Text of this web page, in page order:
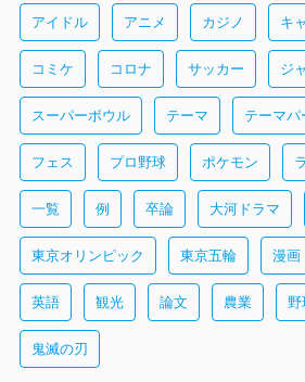
アイドル アニメ カジノ キ
コミケ コロナ サッカー ジ
スーパーボウル テーマ テーマパ
フェス プロ野球 ポケモン
一覧 例 卒論 大河ドラマ
東京オリンピック 東京五輪 漫画
英語 観光 論文 農業
鬼滅の刃